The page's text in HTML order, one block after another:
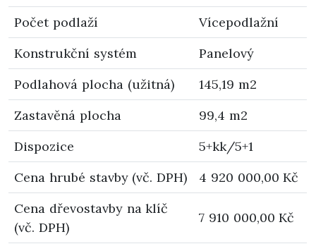
Počet podlaží
Vícepodlažní
Konstrukční systém
Panelový
Podlahová plocha (užitná)
145,19 m2
Zastavěná plocha
99,4 m2
Dispozice
5+kk/5+1
Cena hrubé stavby (vč. DPH)
4 920 000,00 Kč
Cena dřevostavby na klíč
(vč. DPH)
7 910 000,00 Kč